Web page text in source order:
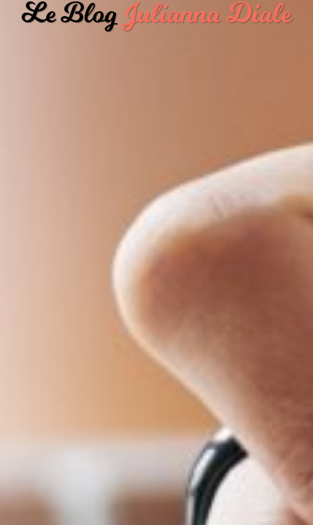
Le BlogJulianna Diale